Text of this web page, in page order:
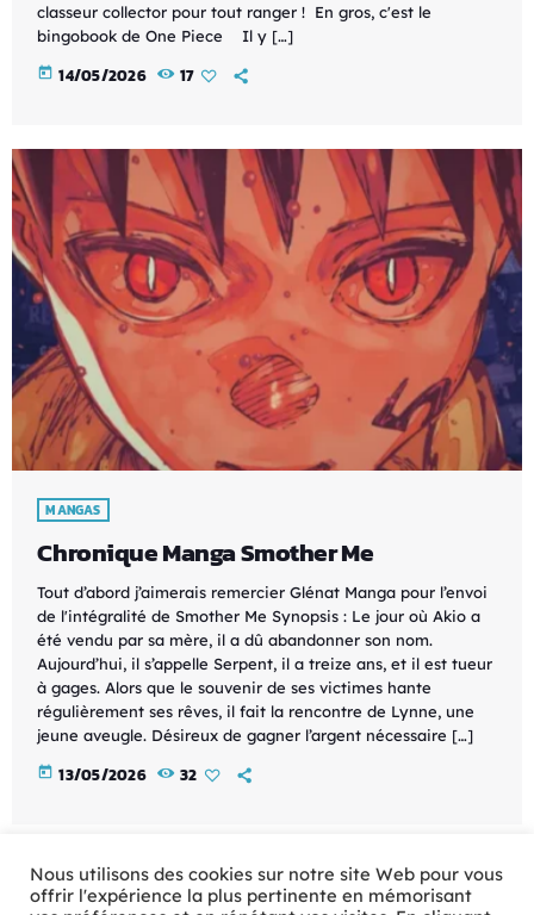
classeur collector pour tout ranger ! En gros, c'est le
bingobook de One Piece Il y […]
today 14/05/2026 17
MANGAS
Chronique Manga Smother Me
Tout d’abord j’aimerais remercier Glénat Manga pour l’envoi
de l'intégralité de Smother Me Synopsis : Le jour où Akio a
été vendu par sa mère, il a dû abandonner son nom.
Aujourd’hui, il s’appelle Serpent, il a treize ans, et il est tueur
à gages. Alors que le souvenir de ses victimes hante
régulièrement ses rêves, il fait la rencontre de Lynne, une
jeune aveugle. Désireux de gagner l’argent nécessaire […]
today 13/05/2026 32
Nous utilisons des cookies sur notre site Web pour vous
offrir l'expérience la plus pertinente en mémorisant